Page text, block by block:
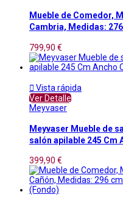
Mueble de Comedor,
Cambria, Medidas:
799,90 €
 Vista rápida
Ver Detalle
Meyvaser
Meyvaser Mueble de
salón apilable 245 Cm
399,90 €